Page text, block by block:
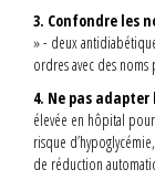
3. Confondre les
» - deux
ordres avec des noms
4. Ne pas
élevée en hôpital
risque
de réduction